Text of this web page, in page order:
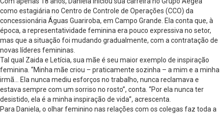
como estagiária no Centro de Controle de Operações (CCO) da
concessionária Águas Guariroba, em Campo Grande. Ela conta que, à
época, a representatividade feminina era pouco expressiva no setor,
mas que a situação foi mudando gradualmente, com a contratação de
novas líderes femininas.
Tal qual Zaida e Letícia, sua mãe é seu maior exemplo de inspiração
feminina. “Minha mãe criou – praticamente sozinha – a mim e a minha
irmã… Ela nunca mediu esforços no trabalho, nunca reclamava e
estava sempre com um sorriso no rosto”, conta. “Por ela nunca ter
desistido, ela é a minha inspiração de vida”, acrescenta.
Para Daniela, o olhar feminino nas relações com os colegas faz toda a